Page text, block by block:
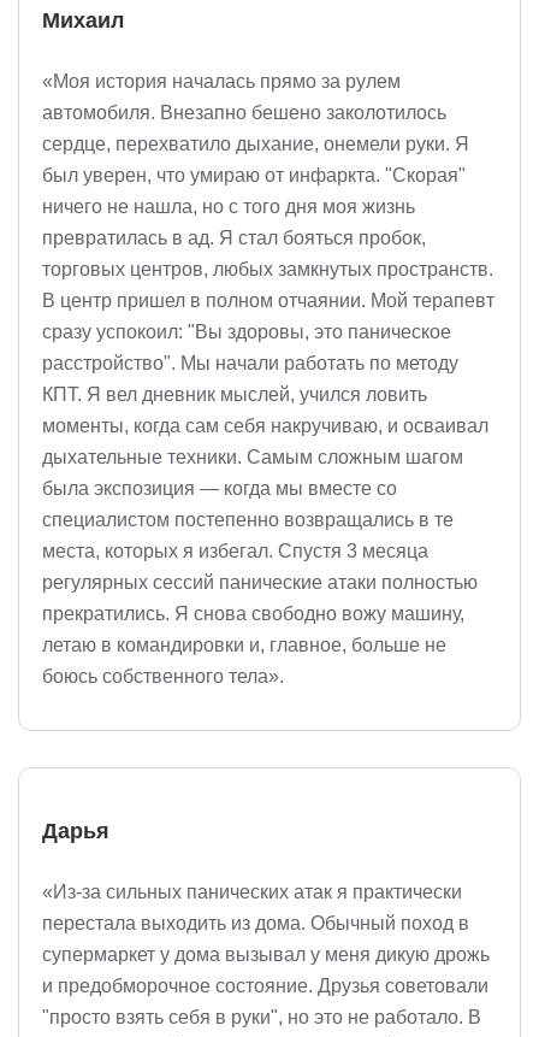
Михаил
«Моя история началась прямо за рулем
автомобиля. Внезапно бешено заколотилось
сердце, перехватило дыхание, онемели руки. Я
был уверен, что умираю от инфаркта. "Скорая"
ничего не нашла, но с того дня моя жизнь
превратилась в ад. Я стал бояться пробок,
торговых центров, любых замкнутых пространств.
В центр пришел в полном отчаянии. Мой терапевт
сразу успокоил: "Вы здоровы, это паническое
расстройство". Мы начали работать по методу
КПТ. Я вел дневник мыслей, учился ловить
моменты, когда сам себя накручиваю, и осваивал
дыхательные техники. Самым сложным шагом
была экспозиция — когда мы вместе со
специалистом постепенно возвращались в те
места, которых я избегал. Спустя 3 месяца
регулярных сессий панические атаки полностью
прекратились. Я снова свободно вожу машину,
летаю в командировки и, главное, больше не
боюсь собственного тела».
Дарья
«Из-за сильных панических атак я практически
перестала выходить из дома. Обычный поход в
супермаркет у дома вызывал у меня дикую дрожь
и предобморочное состояние. Друзья советовали
"просто взять себя в руки", но это не работало. В